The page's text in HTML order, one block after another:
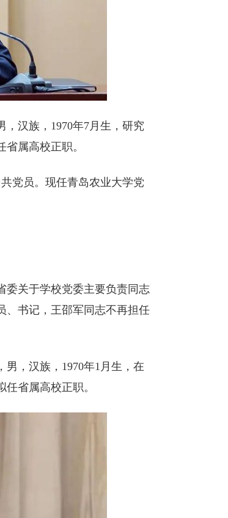
汉族，1970年7月生，研究
属高校正职。
党员。现任青岛农业大学党
委关于学校党委主要负责同志
、书记，王邵军同志不再担任
，汉族，1970年1月生，在
省属高校正职。